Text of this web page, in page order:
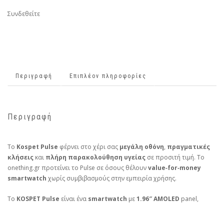
Συνδεθείτε
Περιγραφή Επιπλέον πληροφορίες
Περιγραφή
Το Kospet Pulse φέρνει στο χέρι σας μεγάλη οθόνη, πραγματικές
κλήσεις και πλήρη παρακολούθηση υγείας σε προσιτή τιμή. Το
onething.gr προτείνει το Pulse σε όσους θέλουνvalue‑for‑money
smartwatch χωρίς συμβιβασμούς στην εμπειρία χρήσης.
Το KOSPET Pulse είναι ένα smartwatch με1.96″ AMOLED panel,